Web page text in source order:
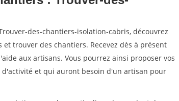
des-chantiers-isolation-cabris, découvrez
trouver des chantiers. Recevez dès à présent
aux artisans. Vous pourrez ainsi proposer vos
et qui auront besoin d'un artisan pour